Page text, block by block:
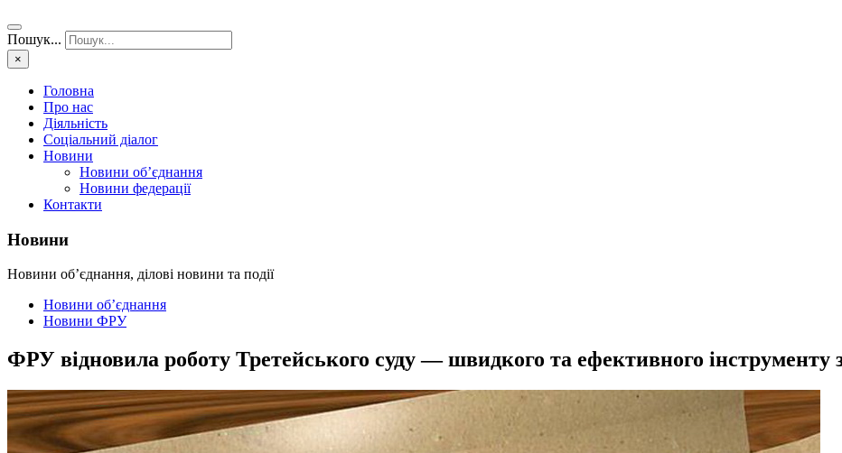
Пошук...
×
Головна
Про нас
Діяльність
Соціальний діалог
Новини
Новини об’єднання
Новини федерації
Контакти
Новини
Новини об’єднання, ділові новини та події
Новини об’єднання
Новини ФРУ
ФРУ відновила роботу Третейського суду — швидкого та ефективного інструменту